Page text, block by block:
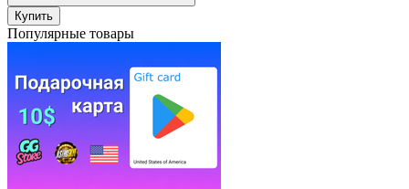
Купить
Популярные товары